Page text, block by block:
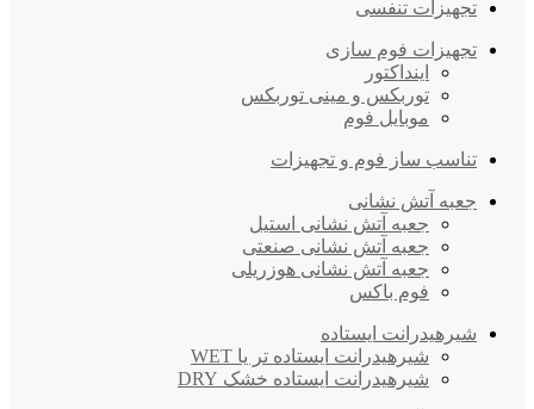
تجهیزات تنفسی
تجهیزات فوم سازی
اینداکتور
توربکس و مینی توربکس
موبایل فوم
تناسب ساز فوم و تجهیزات
جعبه آتش نشانی
جعبه آتش نشانی استیل
جعبه آتش نشانی صنعتی
جعبه آتش نشانی هوزریلی
فوم باکس
شیرهیدرانت ایستاده
شیرهیدرانت ایستاده تر یا WET
شیرهیدرانت ایستاده خشک DRY